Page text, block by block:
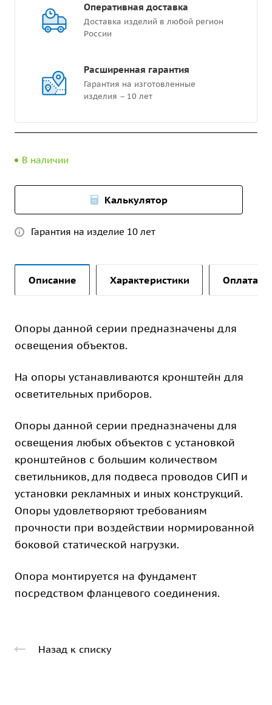
Оперативная доставка
Доставка изделий в любой регион
России
Расширенная гарантия
Гарантия на изготовленные
изделия – 10 лет
В наличии
Калькулятор
Гарантия на изделие 10 лет
Описание Характеристики Оплата и
Опоры данной серии предназначены для
освещения объектов.
На опоры устанавливаются кронштейн для
осветительных приборов.
Опоры данной серии предназначены для
освещения любых объектов с установкой
кронштейнов с большим количеством
светильников, для подвеса проводов СИП и
установки рекламных и иных конструкций.
Опоры удовлетворяют требованиям
прочности при воздействии нормированной
боковой статической нагрузки.
Опора монтируется на фундамент
посредством фланцевого соединения.
Назад к списку